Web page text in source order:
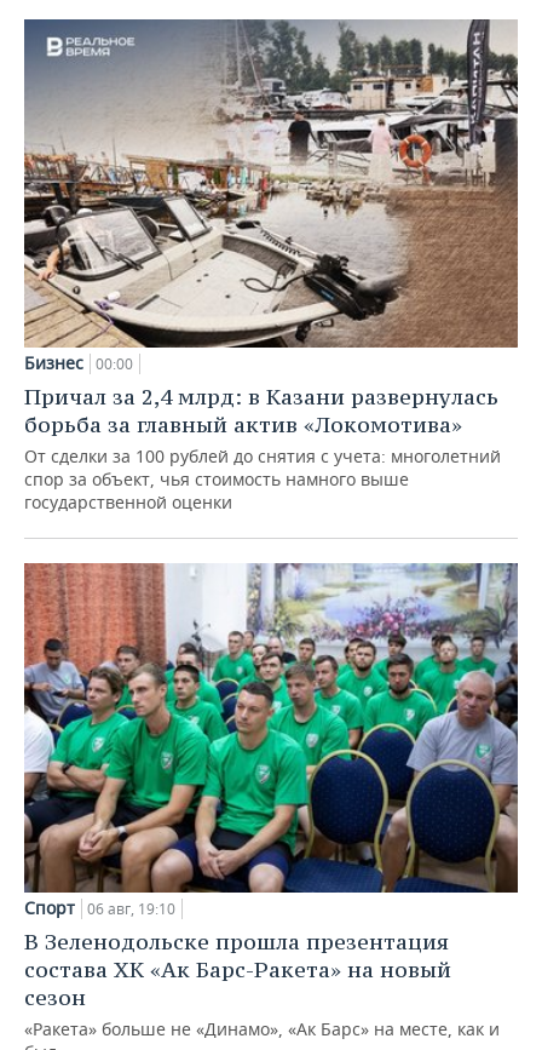
Бизнес 00:00
Причал за 2,4 млрд: в Казани развернулась
борьба за главный актив «Локомотива»
От сделки за 100 рублей до снятия с учета: многолетний
спор за объект, чья стоимость намного выше
государственной оценки
Спорт 06 авг, 19:10
В Зеленодольске прошла презентация
состава ХК «Ак Барс-Ракета» на новый
сезон
«Ракета» больше не «Динамо», «Ак Барс» на месте, как и